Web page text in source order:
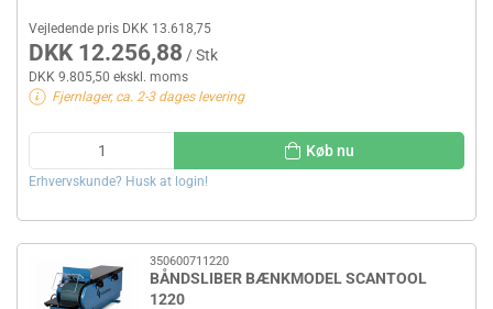
Vejledende pris DKK 13.618,75
DKK 12.256,88 / Stk
DKK 9.805,50 ekskl. moms
Fjernlager, ca. 2-3 dages levering
Køb nu
Erhvervskunde? Husk at login!
350600711220
BÅNDSLIBER BÆNKMODEL SCANTOOL
1220